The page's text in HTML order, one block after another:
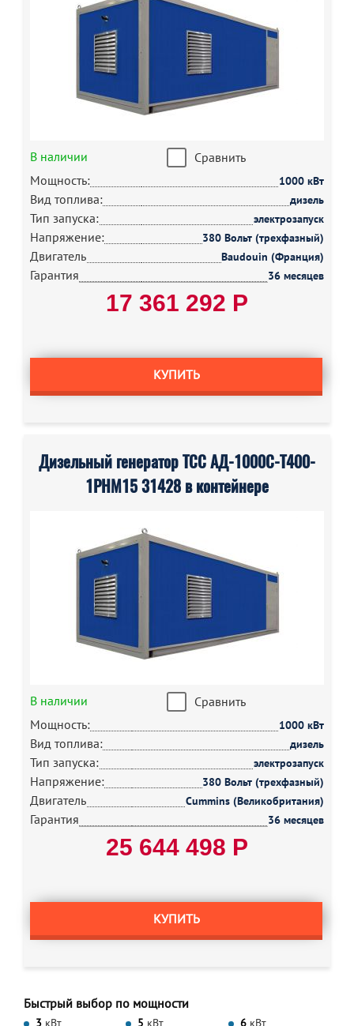
В наличии
Сравнить
Мощность:
1000 кВт
Вид топлива: дизель
Тип запуска: электрозапуск
Напряжение: 380 Вольт (трехфазный)
Двигатель Baudouin (Франция)
Гарантия 36 месяцев
17 361 292 Р
КУПИТЬ
Дизельный генератор ТСС АД-1000С-Т400-
1РНМ15 31428 в контейнере
В наличии
Сравнить
Мощность:
1000 кВт
Вид топлива: дизель
Тип запуска: электрозапуск
Напряжение: 380 Вольт (трехфазный)
Двигатель Cummins (Великобритания)
Гарантия 36 месяцев
25 644 498 Р
КУПИТЬ
Быстрый выбор по мощности
3 кВт 5 кВт 6 кВт